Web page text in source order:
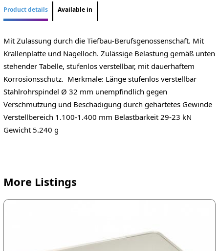
Product details Available in
Mit Zulassung durch die Tiefbau-Berufsgenossenschaft. Mit
Krallenplatte und Nagelloch. Zulässige Belastung gemäß unten
stehender Tabelle, stufenlos verstellbar, mit dauerhaftem
Korrosionsschutz. Merkmale: Länge stufenlos verstellbar
Stahlrohrspindel Ø 32 mm unempfindlich gegen
Verschmutzung und Beschädigung durch gehärtetes Gewinde
Verstellbereich 1.100-1.400 mm Belastbarkeit 29-23 kN
Gewicht 5.240 g
More Listings